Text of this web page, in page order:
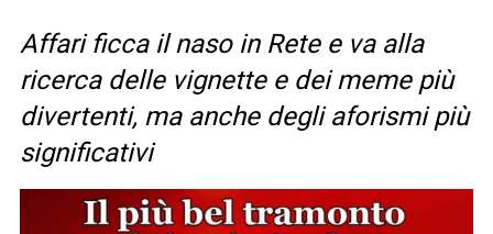
Affari ficca il naso in Rete e va alla
ricerca delle vignette e dei meme più
divertenti, ma anche degli aforismi più
significativi